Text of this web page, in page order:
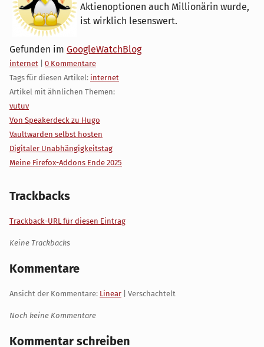
Aktienoptionen auch Millionärin wurde,
ist wirklich lesenswert.
Gefunden im GoogleWatchBlog
Kategorien:
internet
0 Kommentare
Tags für diesen Artikel: internet
Artikel mit ähnlichen Themen:
vutuv
Von Speakerdeck zu Hugo
Vaultwarden selbst hosten
Digitaler Unabhängigkeitstag
Meine Firefox-Addons Ende 2025
Trackbacks
Trackback-URL für diesen Eintrag
Keine Trackbacks
Kommentare
Ansicht der Kommentare: Linear | Verschachtelt
Noch keine Kommentare
Kommentar schreiben